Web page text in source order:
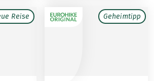
Reise Geheimtipp